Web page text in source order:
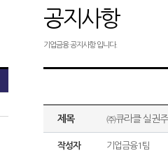
공지사항
기업금융 공지사항 입니다.
제목 ㈜큐라클 실권
작성자 기업금융1팀